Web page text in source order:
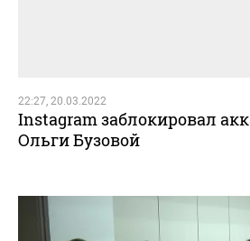
22:27, 20.03.2022
Instagram заблокировал
Ольги Бузовой